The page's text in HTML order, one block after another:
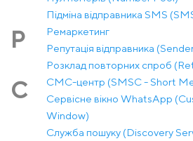
Підміна відправника SMS
Р
Ремаркетинг
Репутація відправника
Розклад повторних спроб
С
СМС-центр (SMSC - Short
Сервісне вікно WhatsApp
Window)
Служба пошуку (Discovery